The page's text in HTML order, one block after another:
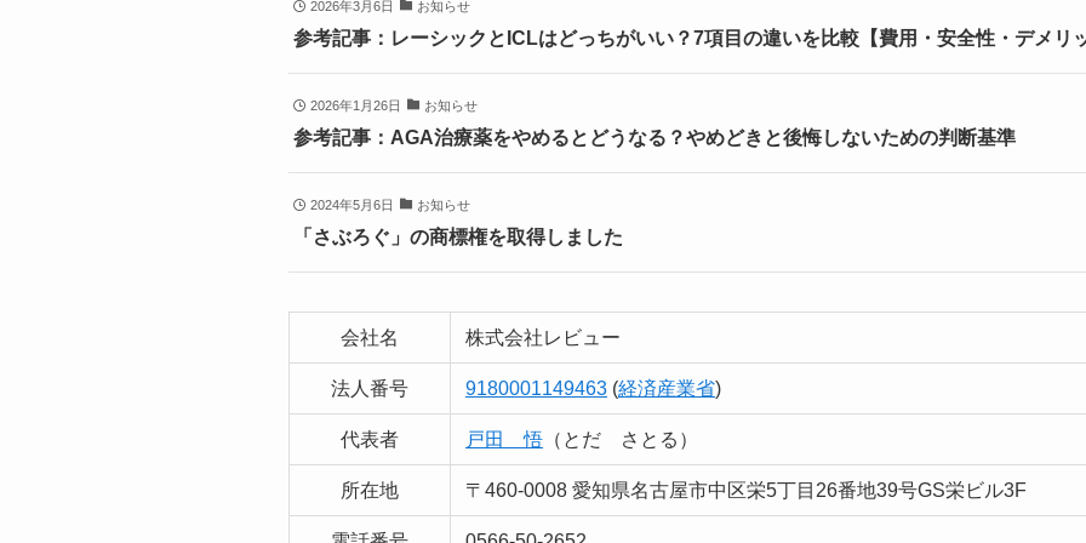
2026年3月6日 お知らせ
参考記事：レーシックとICLはどっちがいい？7項目の違いを比較【費用・安全性・デメリ
2026年1月26日 お知らせ
参考記事：AGA治療薬をやめるとどうなる？やめどきと後悔しないための判断基準
2024年5月6日 お知らせ
「さぶろぐ」の商標権を取得しました
会社名 株式会社レビュー
法人番号 9180001149463 (経済産業省)
代表者 戸田 悟 （とだ さとる）
所在地 〒460-0008 愛知県名古屋市中区栄5丁目26番地39号GS栄ビル3F